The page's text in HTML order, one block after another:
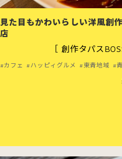
見た目もかわいらしい洋風創
店
［ 創作タパス
カフェ ハッピィグルメ 東青地域